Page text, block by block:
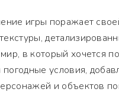
игры поражает
в который хочется
условия,
и объектов